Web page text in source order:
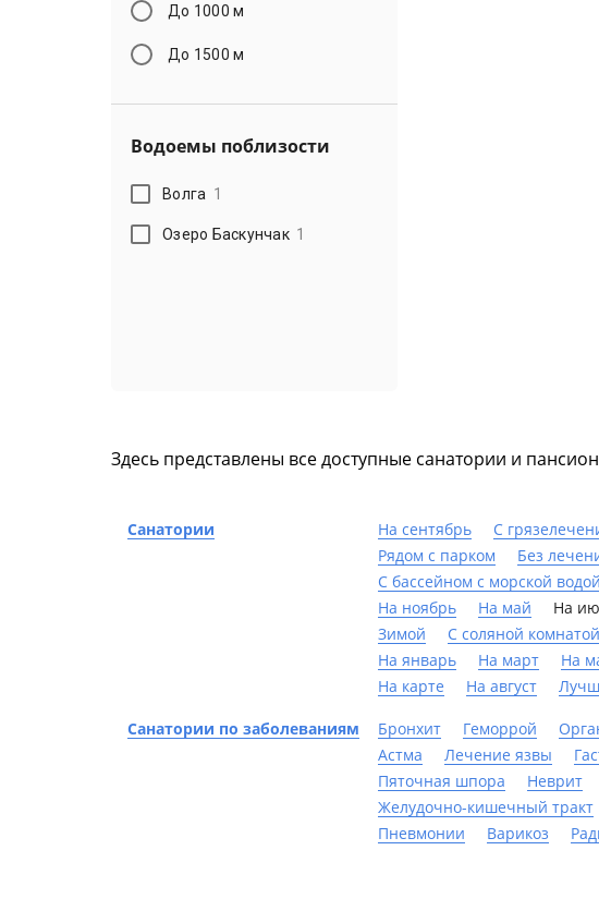
До 1000 м
До 1500 м
Водоемы поблизости
Волга 1
Озеро Баскунчак 1
Здесь представлены все доступные санатории и
Санатории На сентябрь С
Рядом с парком
Без
С бассейном с морской водой
На ноябрь
На май На
Зимой
С соляной комнатой
На январь
На март На
На карте
На август
Санатории по заболеваниям Бронхит Геморрой
Астма
Лечение язвы
Пяточная шпора
Неврит
Желудочно-кишечный тракт
Пневмонии
Варикоз